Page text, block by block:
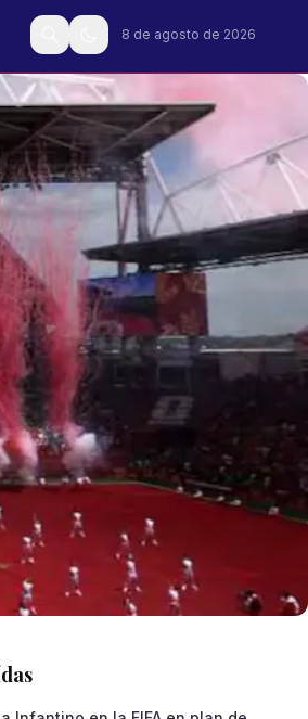
8 de agosto de 2026